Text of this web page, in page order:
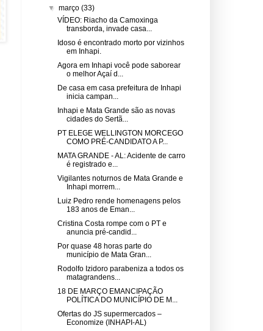
▼março(33)
VÍDEO: Riacho da Camoxinga
transborda, invade casa...
Idoso é encontrado morto por vizinhos
em Inhapi.
Agora em Inhapi você pode saborear
o melhor Açaí d...
De casa em casa prefeitura de Inhapi
inicia campan...
Inhapi e Mata Grande são as novas
cidades do Sertã...
PT ELEGE WELLINGTON MORCEGO
COMO PRÉ-CANDIDATO A P...
MATA GRANDE - AL: Acidente de carro
é registrado e...
Vigilantes noturnos de Mata Grande e
Inhapi morrem...
Luiz Pedro rende homenagens pelos
183 anos de Eman...
Cristina Costa rompe com o PT e
anuncia pré-candid...
Por quase 48 horas parte do
município de Mata Gran...
Rodolfo Izidoro parabeniza a todos os
matagrandens...
18 DE MARÇO EMANCIPAÇÃO
POLÍTICA DO MUNICÍPIO DE M...
Ofertas do JS supermercados –
Economize (INHAPI-AL)